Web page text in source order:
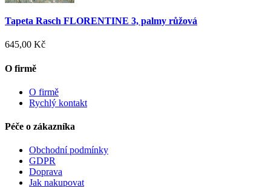
Tapeta Rasch FLORENTINE 3, palmy růžová
645,00 Kč
O firmě
O firmě
Rychlý kontakt
Péče o zákazníka
Obchodní podmínky
GDPR
Doprava
Jak nakupovat